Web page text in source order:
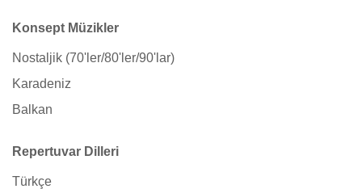
Konsept Müzikler
Nostaljik (70'ler/80'ler/90'lar)
Karadeniz
Balkan
Repertuvar Dilleri
Türkçe